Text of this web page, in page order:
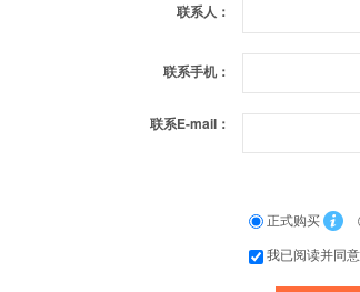
联系人：
联系手机：
联系E-mail：
正式购买
我已阅读并同